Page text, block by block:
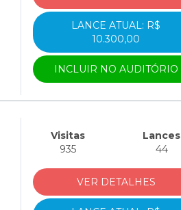
LANCE ATUAL: R$
10.300,00
INCLUIR NO AUDITÓRIO
Visitas
935
Lances
44
VER DETALHES